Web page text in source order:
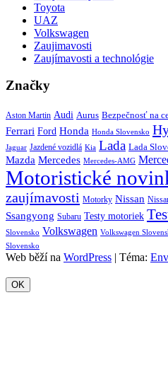
Toyota
UAZ
Volkswagen
Zaujimavosti
Zaujímavosti a technológie
Značky
Aston Martin Audi Aurus Bezpečnosť na
Ferrari Ford Honda Honda Slovensko
Jaguar Jazdené vozidlá Kia Lada Lada
Mazda Mercedes Mercedes-AMG
Motoristické
zaujímavosti Motorky Nissan
Ssangyong Subaru Testy motoriek
Slovensko Volkswagen Volkswagen
Slovensko
Web běží na WordPress | Téma:
OK